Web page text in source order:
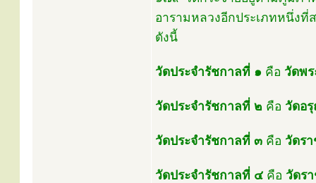
อารามหลวงอีกประเภทหนึ่ง
ดังนี้
วัดประจำรัชกาลที่ ๑ คือ วัดพ
วัดประจำรัชกาลที่ ๒ คือ วัดอ
วัดประจำรัชกาลที่ ๓ คือ วัดร
วัดประจำรัชกาลที่ ๔ คือ วัดร